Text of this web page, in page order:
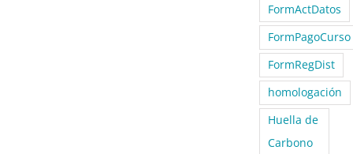
FormActDatos
FormPagoCurso
FormRegDist
homologación
Huella de
Carbono